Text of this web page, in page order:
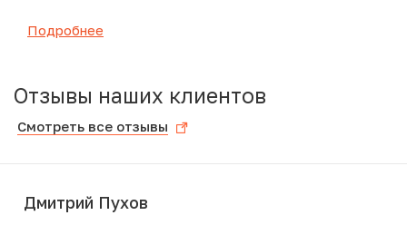
Подробнее
Отзывы наших клиентов
Смотреть все отзывы
Дмитрий Пухов